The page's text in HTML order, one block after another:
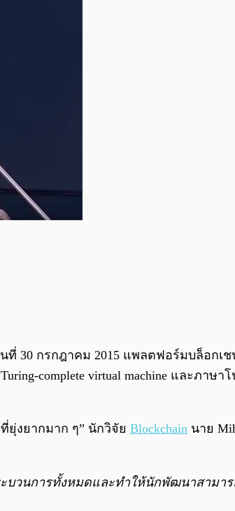
ที่ 30 กรกฎาคม 2015 แพลตฟอร์มบล็อกเ
Turing-complete virtual machine และภาษา
ยุ่งยากมาก ๆ” นักวิจัย Blockchain นาย
วนการทั้งหมดและทำให้นักพัฒนาสามารถ